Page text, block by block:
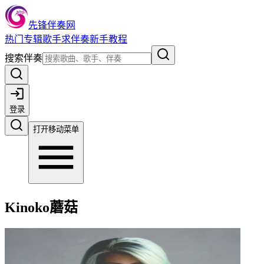
先锋伴奏网
热门 专辑歌手求伴奏新手教程
搜索伴奏
登录
打开移动菜单
Kinoko蘑菇